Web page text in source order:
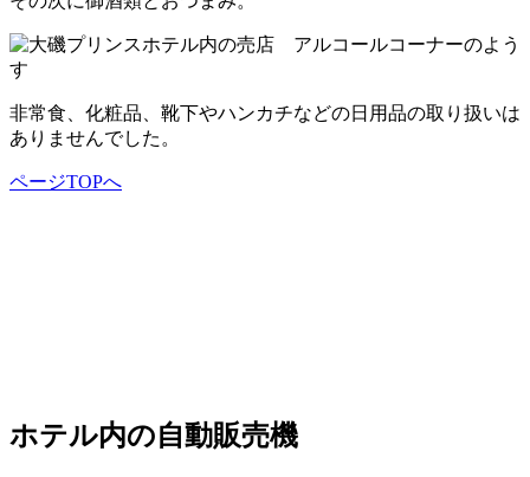
非常食、化粧品、靴下やハンカチなどの日用品の取り扱いは
ありませんでした。
ページTOPへ
ホテル内の自動販売機